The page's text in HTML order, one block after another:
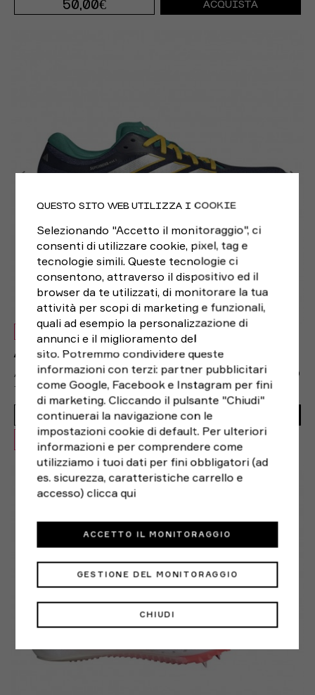
50,00€ ACQUISTA
NUOVO
ADIDAS
ADIDAS ADIZERO SUPERNOVA RISE 3 BLU VERDE ARGENTO
- SCARPE RUNNING UOMO
150,00€
129,99€
EUR 41 1/3 / UK 7,5 EUR 42 / UK 8
EUR 42 2/3 / UK 8,5
ACQUISTA
OFFERTA -13%
QUESTO SITO WEB UTILIZZA I COOKIE
Selezionando "Accetto il monitoraggio", ci
consenti di utilizzare cookie, pixel, tag e
tecnologie simili. Queste tecnologie ci
consentono, attraverso il dispositivo ed il
browser da te utilizzati, di monitorare la tua
attività per scopi di marketing e funzionali,
quali ad esempio la personalizzazione di
annunci e il miglioramento del
sito. Potremmo condividere queste
informazioni con terzi: partner pubblicitari
come Google, Facebook e Instagram per fini
di marketing. Cliccando il pulsante "Chiudi"
continuerai la navigazione con le
impostazioni cookie di default. Per ulteriori
informazioni e per comprendere come
utilizziamo i tuoi dati per fini obbligatori (ad
es. sicurezza, caratteristiche carrello e
accesso)clicca qui
CHIUDI
GESTIONE DEL MONITORAGGIO
ACCETTO IL MONITORAGGIO